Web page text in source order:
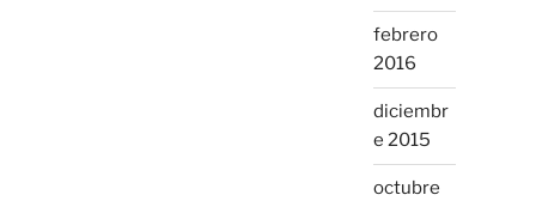
febrero
2016
diciembr
e 2015
octubre